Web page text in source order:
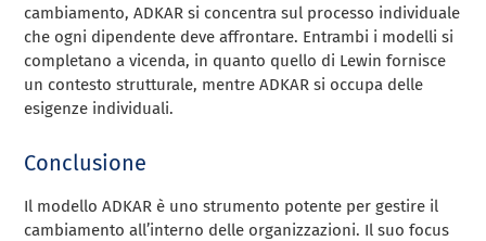
cambiamento, ADKAR si concentra sul processo individuale
che ogni dipendente deve affrontare. Entrambi i modelli si
completano a vicenda, in quanto quello di Lewin fornisce
un contesto strutturale, mentre ADKAR si occupa delle
esigenze individuali.
Conclusione
Il modello ADKAR è uno strumento potente per gestire il
cambiamento all’interno delle organizzazioni. Il suo focus